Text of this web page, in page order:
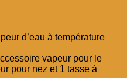
d’eau à température
vapeur pour le
pour nez et 1 tasse à